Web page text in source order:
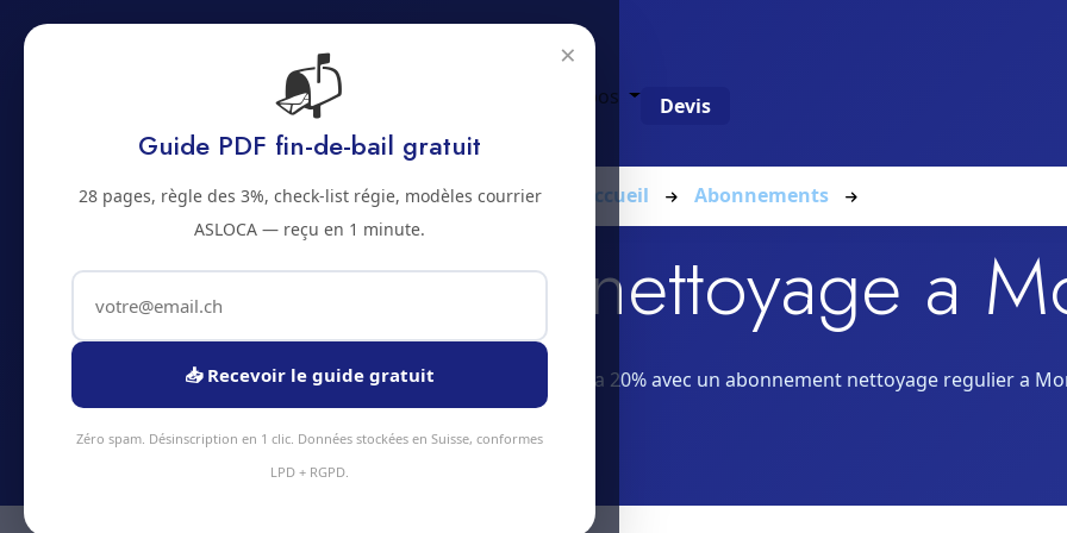
Prestations À propos Devis
Accueil Abonnements
Abonnement nettoyage a
Economisez jusqu'a 20% avec un abonnement nettoyage regulier a
×
📬
Guide PDF fin-de-bail gratuit
28 pages, règle des 3%, check-list régie, modèles courrier
ASLOCA — reçu en 1 minute.
📥 Recevoir le guide gratuit
Zéro spam. Désinscription en 1 clic. Données stockées en Suisse, conformes
LPD + RGPD.